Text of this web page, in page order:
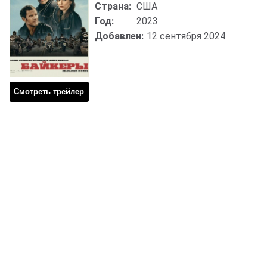
Смотреть трейлер
Страна: США
Год:
2023
Добавлен: 12 сентября 2024